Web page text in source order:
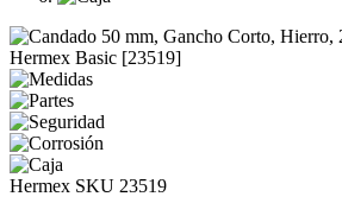
Hermex SKU 23519